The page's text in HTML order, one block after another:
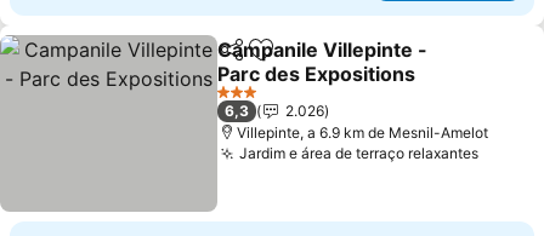
PartilharAdicionar aos favoritos
Campanile Villepinte -
Parc des Expositions
Ver preços
3 Estrelas
6,3
2.026
Villepinte, a 6.9 km de Mesnil-Amelot
Jardim e área de terraço relaxantesVer